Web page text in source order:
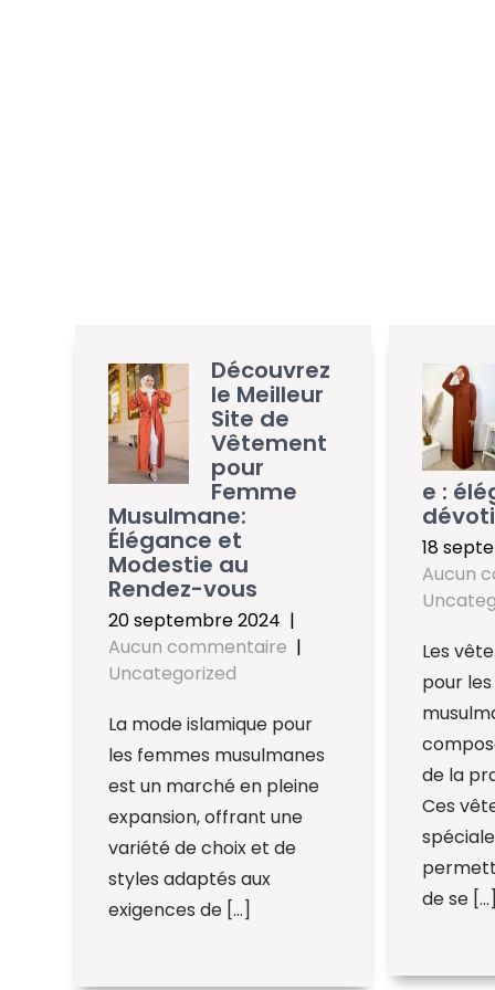
Découvrez
le Meilleur
Site de
Vêtement
pour
Femme
Musulmane:
Élégance et
Modestie au
Rendez-vous
20 septembre 2024 |
Aucun commentaire |
Uncategorized
La mode islamique pour
les femmes musulmanes
est un marché en pleine
expansion, offrant une
variété de choix et de
styles adaptés aux
exigences de […]
e :
18
Aucun
Les
pour
de la
Ces
de se […]